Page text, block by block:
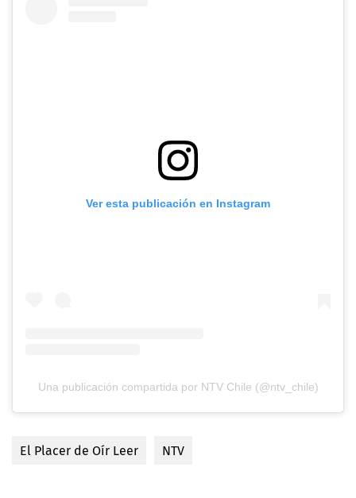
Ver esta publicación en Instagram
Una publicación compartida por NTV Chile (@ntv_chile)
El Placer de Oír Leer NTV